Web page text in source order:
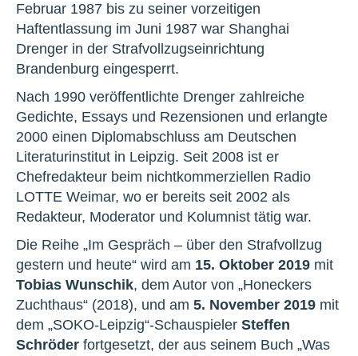
Februar 1987 bis zu seiner vorzeitigen
Haftentlassung im Juni 1987 war Shanghai
Drenger in der Strafvollzugseinrichtung
Brandenburg eingesperrt.
Nach 1990 veröffentlichte Drenger zahlreiche
Gedichte, Essays und Rezensionen und erlangte
2000 einen Diplomabschluss am Deutschen
Literaturinstitut in Leipzig. Seit 2008 ist er
Chefredakteur beim nichtkommerziellen Radio
LOTTE Weimar, wo er bereits seit 2002 als
Redakteur, Moderator und Kolumnist tätig war.
Die Reihe „Im Gespräch – über den Strafvollzug
gestern und heute“ wird am 15. Oktober 2019 mit
Tobias Wunschik, dem Autor von „Honeckers
Zuchthaus“ (2018), und am 5. November 2019 mit
dem „SOKO-Leipzig“-Schauspieler Steffen
Schröder fortgesetzt, der aus seinem Buch „Was